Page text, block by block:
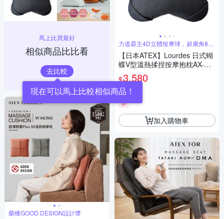
馬上比買最好
相似商品比比看
去比較
現在可以馬上比較相似商品！
榮獲GOOD DESIGN設計獎
力道霸主4D立體按摩球，超廣角8手
指壓感
【日本ATEX】Lourdes 日式蝴
蝶V型溫熱揉捏按摩抱枕AX-HC
L288
$3,580
4.8
券
加入購物車